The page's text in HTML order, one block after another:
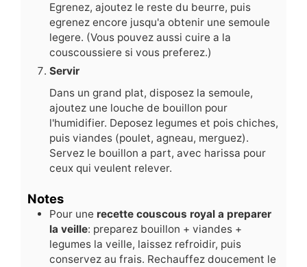
Egrenez, ajoutez le reste du beurre, puis
egrenez encore jusqu'a obtenir une semoule
legere. (Vous pouvez aussi cuire a la
couscoussiere si vous preferez.)
Servir
Dans un grand plat, disposez la semoule,
ajoutez une louche de bouillon pour
l'humidifier. Deposez legumes et pois chiches,
puis viandes (poulet, agneau, merguez).
Servez le bouillon a part, avec harissa pour
ceux qui veulent relever.
Notes
Pour une recette couscous royal a preparer
la veille: preparez bouillon + viandes +
legumes la veille, laissez refroidir, puis
conservez au frais. Rechauffez doucement le